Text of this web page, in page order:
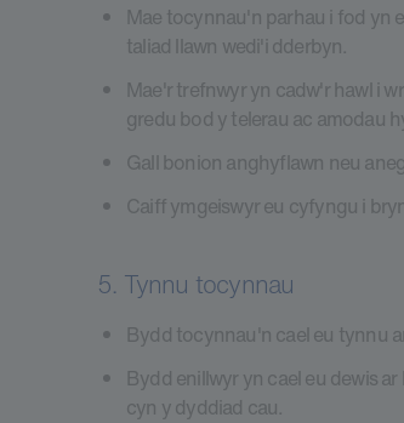
Mae tocynnau'n parhau i fod yn
taliad llawn wedi'i dderbyn.
Mae'r trefnwyr yn cadw'r hawl i
gredu bod y telerau ac amodau
Gall bonion anghyflawn neu
Caiff ymgeiswyr eu cyfyngu i
5. Tynnu tocynnau
Bydd tocynnau'n cael eu tynnu
Bydd enillwyr yn cael eu dewis
cyn y dyddiad cau.